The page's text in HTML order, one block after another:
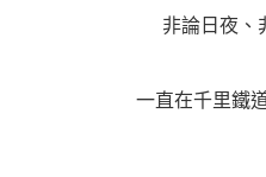
非論日夜、
一直在千里鐵